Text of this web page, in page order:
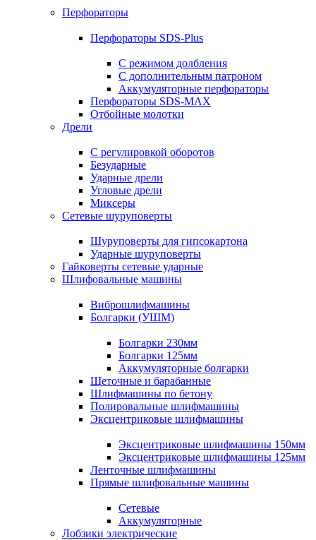
Перфораторы
Перфораторы SDS-Plus
С режимом долбления
С дополнительным патроном
Аккумуляторные перфораторы
Перфораторы SDS-MAX
Отбойные молотки
Дрели
С регулировкой оборотов
Безударные
Ударные дрели
Угловые дрели
Миксеры
Сетевые шуруповерты
Шуруповерты для гипсокартона
Ударные шуруповерты
Гайковерты сетевые ударные
Шлифовальные машины
Виброшлифмашины
Болгарки (УШМ)
Болгарки 230мм
Болгарки 125мм
Аккумуляторные болгарки
Щеточные и барабанные
Шлифмашины по бетону
Полировальные шлифмашины
Эксцентриковые шлифмашины
Эксцентриковые шлифмашины 150мм
Эксцентриковые шлифмашины 125мм
Ленточные шлифмашины
Прямые шлифовальные машины
Сетевые
Аккумуляторные
Лобзики электрические